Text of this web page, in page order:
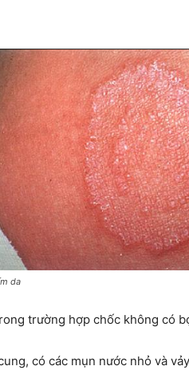
da
trường hợp chốc không có
có các mụn nước nhỏ và